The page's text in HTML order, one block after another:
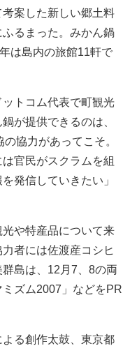
案した新しい郷土料
るまった。みかん鍋
は島内の旅館11軒で
トコム代表で町観光
が提供できるのは、
協力があってこそ。
官民がスクラムを組
発信していきたい」
や特産品について来
者には佐渡産コシヒ
島は、12月7、8の両
ズム2007」などをPR
る創作太鼓、東京都